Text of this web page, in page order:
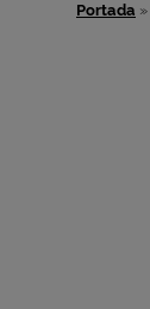
Portada »